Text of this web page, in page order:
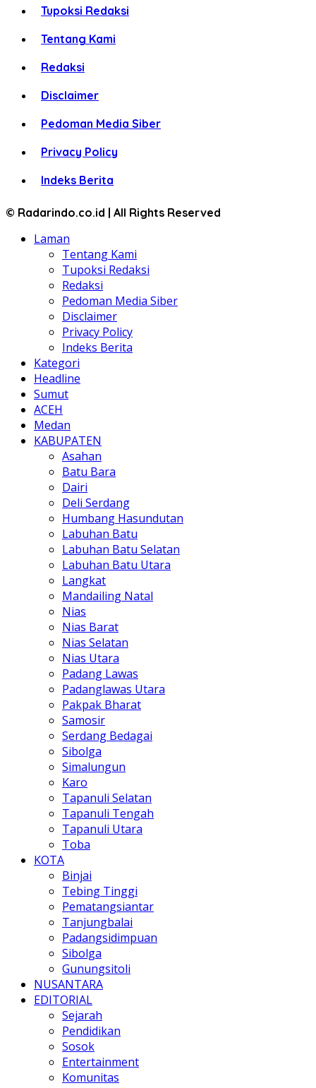
Tupoksi Redaksi
Tentang Kami
Redaksi
Disclaimer
Pedoman Media Siber
Privacy Policy
Indeks Berita
© Radarindo.co.id | All Rights Reserved
Laman
Tentang Kami
Tupoksi Redaksi
Redaksi
Pedoman Media Siber
Disclaimer
Privacy Policy
Indeks Berita
Kategori
Headline
Sumut
ACEH
Medan
KABUPATEN
Asahan
Batu Bara
Dairi
Deli Serdang
Humbang Hasundutan
Labuhan Batu
Labuhan Batu Selatan
Labuhan Batu Utara
Langkat
Mandailing Natal
Nias
Nias Barat
Nias Selatan
Nias Utara
Padang Lawas
Padanglawas Utara
Pakpak Bharat
Samosir
Serdang Bedagai
Sibolga
Simalungun
Karo
Tapanuli Selatan
Tapanuli Tengah
Tapanuli Utara
Toba
KOTA
Binjai
Tebing Tinggi
Pematangsiantar
Tanjungbalai
Padangsidimpuan
Sibolga
Gunungsitoli
NUSANTARA
EDITORIAL
Sejarah
Pendidikan
Sosok
Entertainment
Komunitas